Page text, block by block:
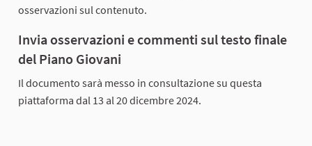
osservazioni sul contenuto.
Invia osservazioni e commenti sul testo finale
del Piano Giovani
Il documento sarà messo in consultazione su questa
piattaforma dal 13 al 20 dicembre 2024.